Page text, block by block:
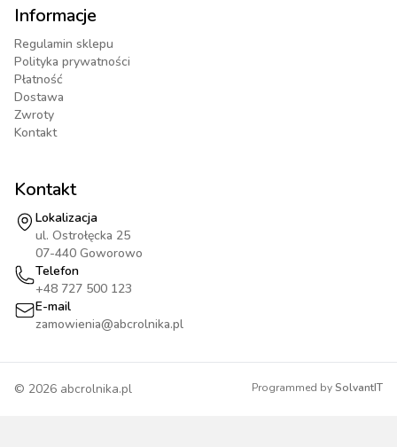
Informacje
Regulamin sklepu
Polityka prywatności
Płatność
Dostawa
Zwroty
Kontakt
Kontakt
Lokalizacja
ul. Ostrołęcka 25
07-440 Goworowo
Telefon
+48 727 500 123
E-mail
zamowienia@abcrolnika.pl
© 2026 abcrolnika.pl Programmed bySolvantIT